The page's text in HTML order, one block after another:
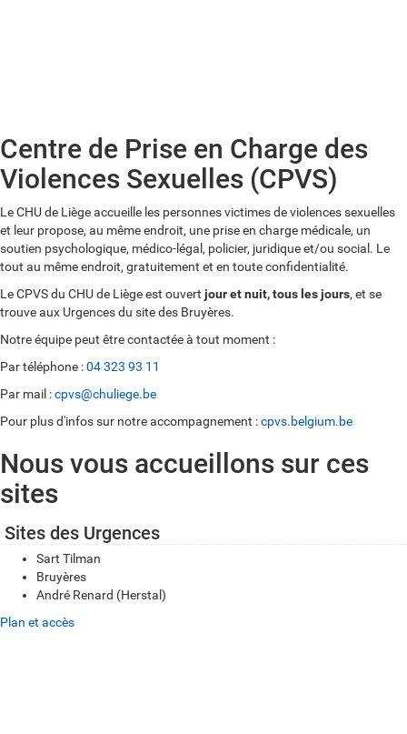
Centre de Prise en Charge des
Violences Sexuelles (CPVS)
Le CHU de Liège accueille les personnes victimes de violences sexuelles
et leur propose, au même endroit, une prise en charge médicale, un
soutien psychologique, médico-légal, policier, juridique et/ou social. Le
tout au même endroit, gratuitement et en toute confidentialité.
Le CPVS du CHU de Liège est ouvert jour et nuit, tous les jours, et se
trouve aux Urgences du site des Bruyères.
Notre équipe peut être contactée à tout moment :
Par téléphone :04 323 93 11
Par mail :cpvs@chuliege.be
Pour plus d'infos sur notre accompagnement :cpvs.belgium.be
Nous vous accueillons sur ces
sites
Sites des Urgences
Sart Tilman
Bruyères
André Renard (Herstal)
Plan et accès